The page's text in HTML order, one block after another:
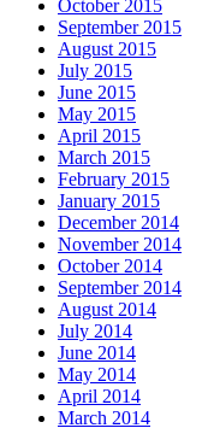
October 2015
September 2015
August 2015
July 2015
June 2015
May 2015
April 2015
March 2015
February 2015
January 2015
December 2014
November 2014
October 2014
September 2014
August 2014
July 2014
June 2014
May 2014
April 2014
March 2014